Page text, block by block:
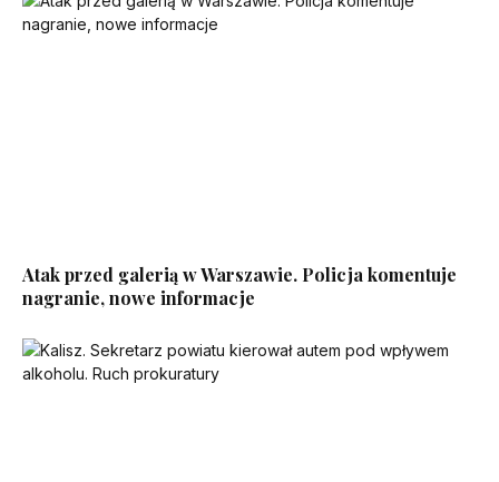
Atak przed galerią w Warszawie. Policja komentuje
nagranie, nowe informacje